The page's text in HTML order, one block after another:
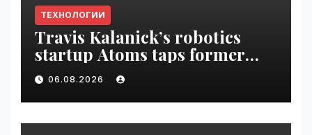
ТЕХНОЛОГИИ
Travis Kalanick’s robotics
startup Atoms taps former
Uber finance chief as CFO |
VseTime.ru
06.08.2026